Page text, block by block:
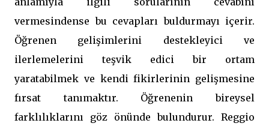
vermesindense bu cevapları buldurmayı içerir.
Öğrenen gelişimlerini destekleyici ve
ilerlemelerini teşvik edici bir ortam
yaratabilmek ve kendi fikirlerinin gelişmesine
fırsat tanımaktır. Öğrenenin bireysel
farklılıklarını göz önünde bulundurur. Reggio